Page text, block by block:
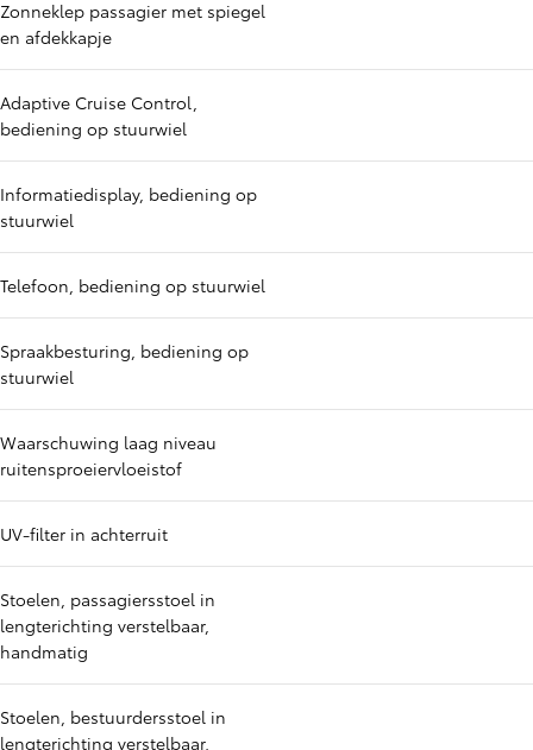
Zonneklep passagier met spiegel
en afdekkapje
Adaptive Cruise Control,
bediening op stuurwiel
Informatiedisplay, bediening op
stuurwiel
Telefoon, bediening op stuurwiel
Spraakbesturing, bediening op
stuurwiel
Waarschuwing laag niveau
ruitensproeiervloeistof
UV-filter in achterruit
Stoelen, passagiersstoel in
lengterichting verstelbaar,
handmatig
Stoelen, bestuurdersstoel in
lengterichting verstelbaar,